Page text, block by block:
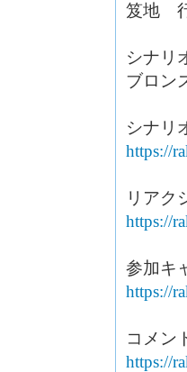
笈地
シナリ
ブロン
シナリ
https://
リアク
https://
参加キ
https://
コメン
https://